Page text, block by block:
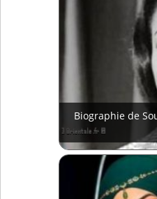
Biographie de